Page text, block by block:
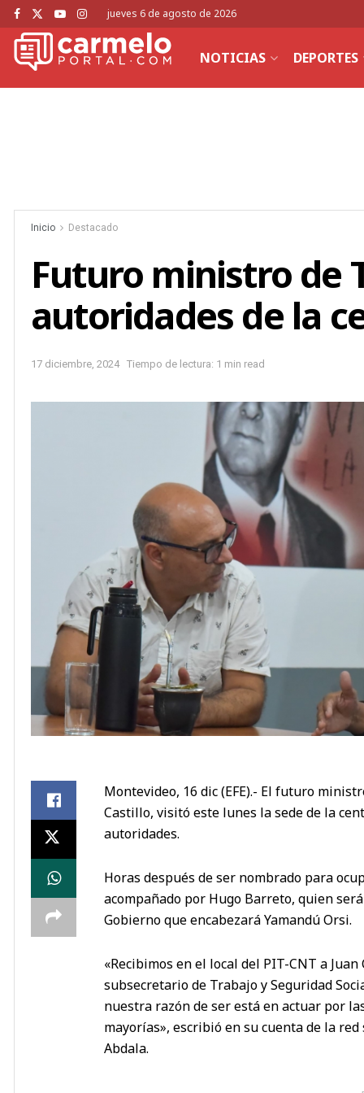
jueves 6 de agosto de 2026
NOTICIAS DEPORTES
Inicio Destacado
Futuro ministro de
autoridades de la
17 diciembre, 2024 Tiempo de lectura: 1 min read
Montevideo, 16 dic (EFE).- El futuro
Castillo, visitó este lunes la sede de la
autoridades.
Horas después de ser nombrado para
acompañado por Hugo Barreto, quien
Gobierno que encabezará Yamandú Orsi.
«Recibimos en el local del PIT-CNT a
subsecretario de Trabajo y Seguridad
nuestra razón de ser está en actuar por
mayorías», escribió en su cuenta de la
Abdala.